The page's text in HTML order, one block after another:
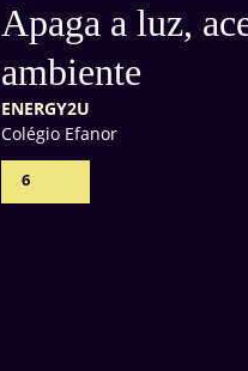
Apaga a luz,
ambiente
ENERGY2U
Colégio Efanor
6